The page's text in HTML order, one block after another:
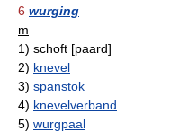
6 wurging
m
1) schoft [paard]
2) knevel
3) spanstok
4) knevelverband
5) wurgpaal